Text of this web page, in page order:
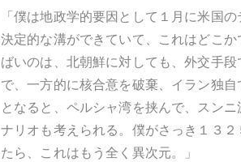
「僕は地政学的要因として１月に米国
決定的な溝ができていて、これはどこ
ばいのは、北朝鮮に対しても、外交手
で、一方的に核合意を破棄、イラン独
となると、ペルシャ湾を挟んで、スン
ナリオも考えられる。僕がさっき１３
たら、これはもう全く異次元。」